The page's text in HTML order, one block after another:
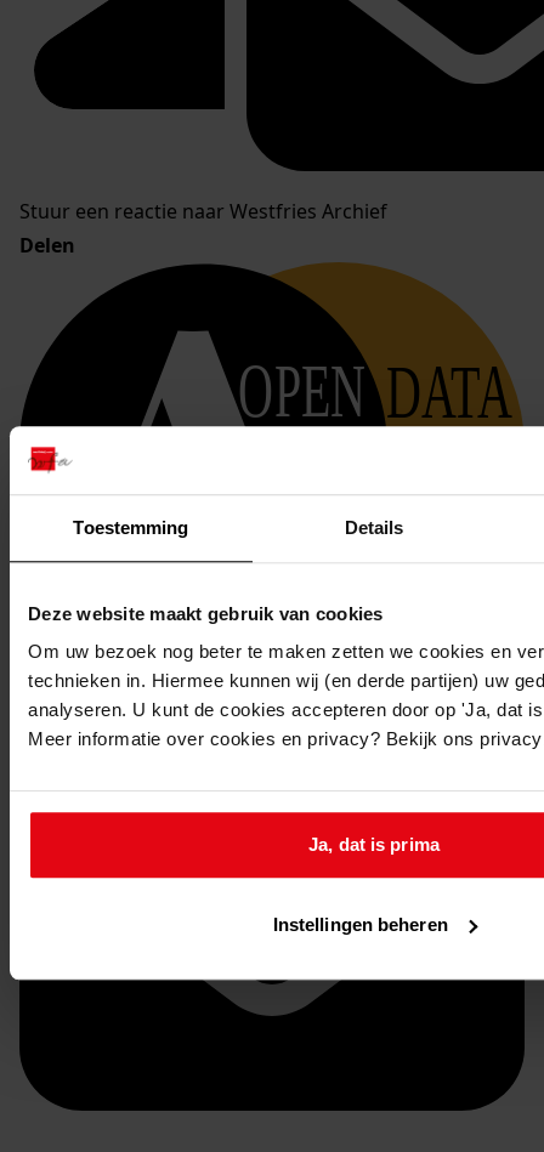
Toestemming Details
Deze website maakt gebruik van cookies
Om uw bezoek nog beter te maken zetten we cookies en
technieken in. Hiermee kunnen wij (en derde partijen) uw
analyseren. U kunt de cookies accepteren door op 'Ja, dat
Meer informatie over cookies en privacy? Bekijk ons
Ja, dat is prima
Instellingen beheren
Stuur een reactie naar Westfries Archief
Delen
OPEN DATA
Bekijken op OpenData